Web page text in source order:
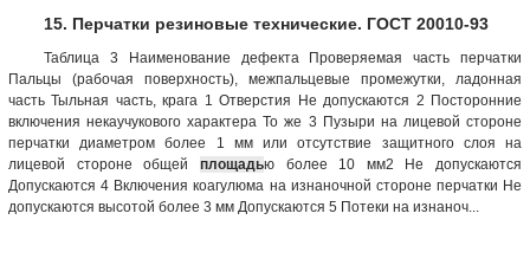
15. Перчатки резиновые технические. ГОСТ 20010-93
Таблица 3 Наименование дефекта Проверяемая часть перчатки
Пальцы (рабочая поверхность), межпальцевые промежутки, ладонная
часть Тыльная часть, крага 1 Отверстия Не допускаются 2 Посторонние
включения некаучукового характера То же 3 Пузыри на лицевой стороне
перчатки диаметром более 1 мм или отсутствие защитного слоя на
лицевой стороне общей площадью более 10 мм2 Не допускаются
Допускаются 4 Включения коагулюма на изнаночной стороне перчатки Не
допускаются высотой более 3 мм Допускаются 5 Потеки на изнаноч...